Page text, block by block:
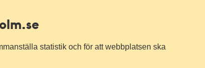
statistik och för att webbplatsen ska